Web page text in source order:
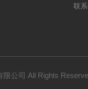
联
限公司 All Rights